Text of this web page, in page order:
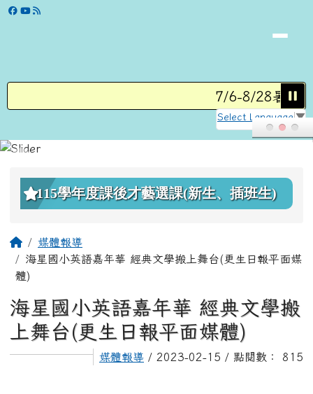
跳至主內容區
學校網站
7/6-8/28暑假
Select Language ▼
上中區域內容
115學年度課後才藝選課(新生、插班生)
主內容區域
回首頁媒體報導
海星國小英語嘉年華 經典文學搬上舞台(更生日報平面媒
體)
海星國小英語嘉年華 經典文學搬
上舞台(更生日報平面媒體)
媒體報導 / 2023-02-15 / 點閱數： 815